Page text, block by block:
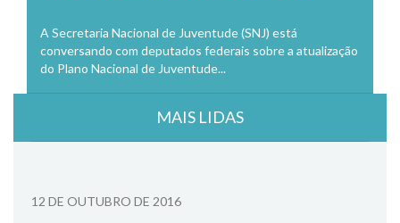
A Secretaria Nacional de Juventude (SNJ) está
conversando com deputados federais sobre a atualização
do Plano Nacional de Juventude...
MAIS LIDAS
12 DE OUTUBRO DE 2016